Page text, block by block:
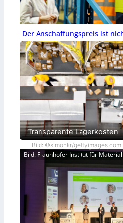
Der Anschaffungspreis ist
Transparente Lagerkosten
Bild: ©simonkr/gettyimages.com
Bild: Fraunhofer Institut für